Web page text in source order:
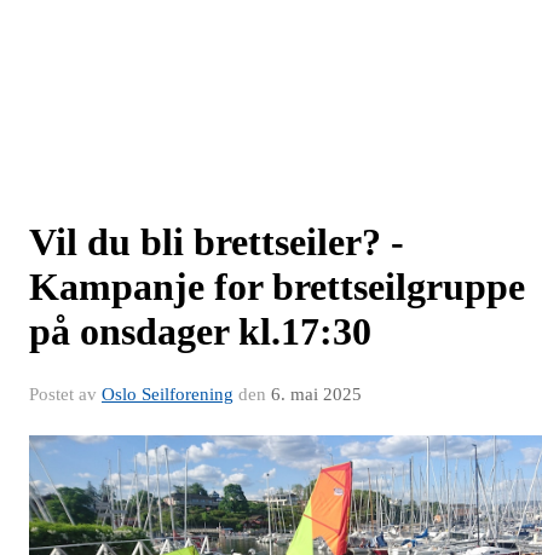
Vil du bli brettseiler? -
Kampanje for brettseilgruppe
på onsdager kl.17:30
Postet av Oslo Seilforening den 6. mai 2025